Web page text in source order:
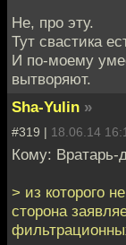
Не, про эту.
Тут свастика
И по-моему
вытворяют.
Sha-Yulin »
#319 | 18.06.14
Кому: Вратарь-
> из которого
сторона